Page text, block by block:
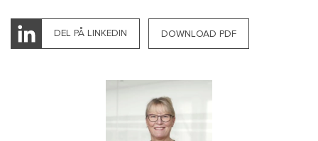
DEL PÅ LINKEDIN DOWNLOAD PDF